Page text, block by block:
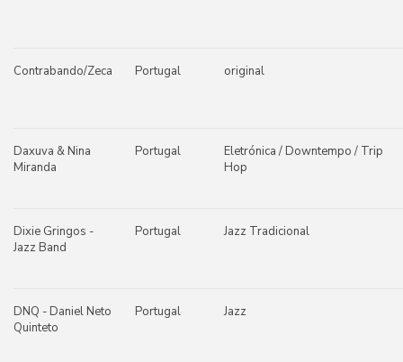
Contrabando/Zeca Portugal original
Daxuva & Nina
Miranda
Portugal
Eletrónica / Downtempo / Trip
Hop
Dixie Gringos -
Jazz Band
Portugal Jazz Tradicional
DNQ - Daniel Neto
Quinteto
Portugal Jazz